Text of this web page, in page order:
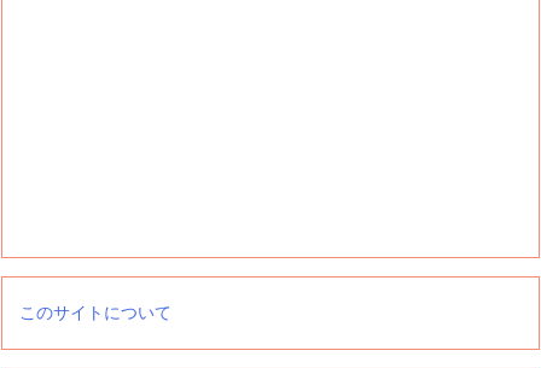
このサイトについて